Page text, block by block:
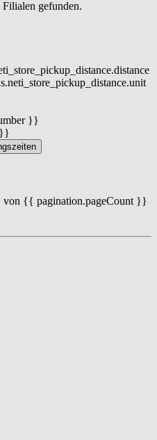
Filialen gefunden.
}}
{{ pagination.pageCount }}